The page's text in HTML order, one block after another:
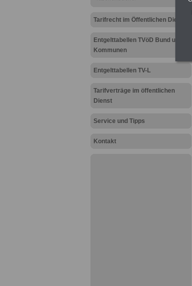
Tarifrecht im Öffentlichen Dienst
Entgelttabellen TVöD Bund und
Kommunen
Entgelttabellen TV-L
Tarifverträge im öffentlichen
Dienst
Service und Tipps
Kontakt